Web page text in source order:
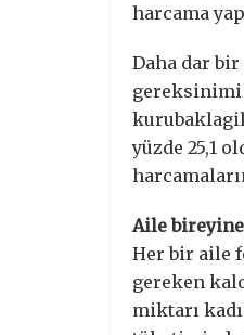
harcama
Daha dar
gereksinimi
kurubaklagil
yüzde 25,1
Aile
Her bir aile
gereken
miktarı